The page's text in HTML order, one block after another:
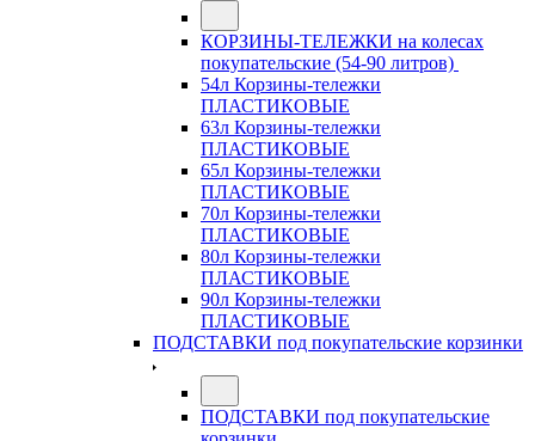
КОРЗИНЫ-ТЕЛЕЖКИ на колесах
покупательские (54-90 литров)
54л Корзины-тележки
ПЛАСТИКОВЫЕ
63л Корзины-тележки
ПЛАСТИКОВЫЕ
65л Корзины-тележки
ПЛАСТИКОВЫЕ
70л Корзины-тележки
ПЛАСТИКОВЫЕ
80л Корзины-тележки
ПЛАСТИКОВЫЕ
90л Корзины-тележки
ПЛАСТИКОВЫЕ
ПОДСТАВКИ под покупательские корзинки
ПОДСТАВКИ под покупательские